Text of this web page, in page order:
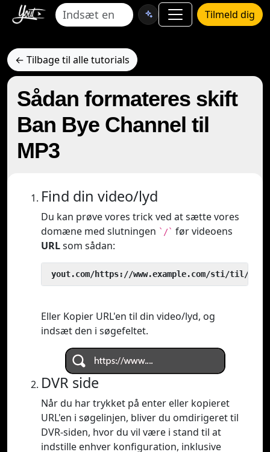
Tilmeld dig
← Tilbage til alle tutorials
Sådan formateres skift
Ban Bye Channel til
MP3
Find din video/lyd
Du kan prøve vores trick ved at sætte vores
domæne med slutningen `/` før videoens
URLsom sådan:
yout.com/https://www.example.com/sti/til/
Eller Kopier URL'en til din video/lyd, og
indsæt den i søgefeltet.
DVR side
Når du har trykket på enter eller kopieret
URL'en i søgelinjen, bliver du omdirigeret til
DVR-siden, hvor du vil være i stand til at
indstille enhver konfiguration, inklusive